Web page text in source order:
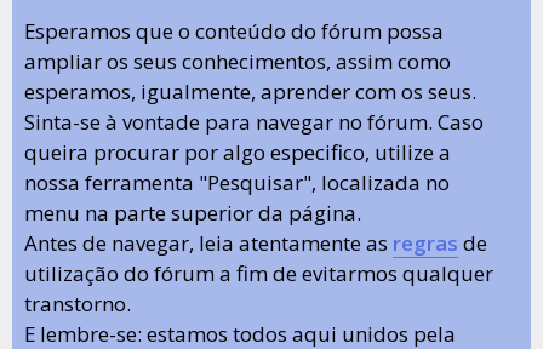
Esperamos que o conteúdo do fórum possa
ampliar os seus conhecimentos, assim como
esperamos, igualmente, aprender com os seus.
Sinta-se à vontade para navegar no fórum. Caso
queira procurar por algo especifico, utilize a
nossa ferramenta "Pesquisar", localizada no
menu na parte superior da página.
Antes de navegar, leia atentamente as regras de
utilização do fórum a fim de evitarmos qualquer
transtorno.
E lembre-se: estamos todos aqui unidos pela